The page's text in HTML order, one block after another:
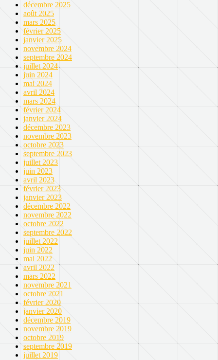
décembre 2025
août 2025
mars 2025
février 2025
janvier 2025
novembre 2024
septembre 2024
juillet 2024
juin 2024
mai 2024
avril 2024
mars 2024
février 2024
janvier 2024
décembre 2023
novembre 2023
octobre 2023
septembre 2023
juillet 2023
juin 2023
avril 2023
février 2023
janvier 2023
décembre 2022
novembre 2022
octobre 2022
septembre 2022
juillet 2022
juin 2022
mai 2022
avril 2022
mars 2022
novembre 2021
octobre 2021
février 2020
janvier 2020
décembre 2019
novembre 2019
octobre 2019
septembre 2019
juillet 2019